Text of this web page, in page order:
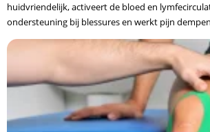
huidvriendelijk, activeert de bloed en
ondersteuning bij blessures en werkt pijn